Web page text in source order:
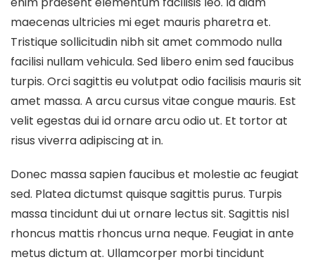
maecenas ultricies mi eget mauris pharetra et.
Tristique sollicitudin nibh sit amet commodo nulla
facilisi nullam vehicula. Sed libero enim sed faucibus
turpis. Orci sagittis eu volutpat odio facilisis mauris sit
amet massa. A arcu cursus vitae congue mauris. Est
velit egestas dui id ornare arcu odio ut. Et tortor at
risus viverra adipiscing at in.
Donec massa sapien faucibus et molestie ac feugiat
sed. Platea dictumst quisque sagittis purus. Turpis
massa tincidunt dui ut ornare lectus sit. Sagittis nisl
rhoncus mattis rhoncus urna neque. Feugiat in ante
metus dictum at. Ullamcorper morbi tincidunt